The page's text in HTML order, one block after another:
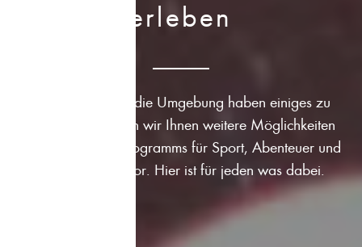
erleben
Unser Hotel und die Umgebung haben einiges zu
bieten. Hier stellen wir Ihnen weitere Möglichkeiten
unseres Rahmenprogramms für Sport, Abenteuer und
Teambuildung vor. Hier ist für jeden was dabei.